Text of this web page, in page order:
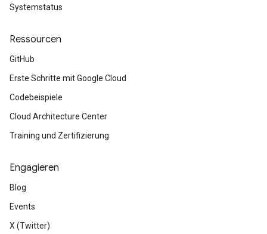
Systemstatus
Ressourcen
GitHub
Erste Schritte mit Google Cloud
Codebeispiele
Cloud Architecture Center
Training und Zertifizierung
Engagieren
Blog
Events
X (Twitter)